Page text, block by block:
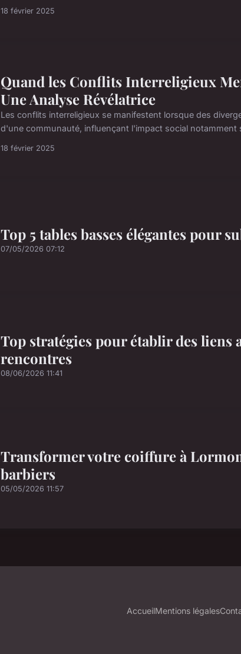
18 février 2025
Quand les Conflits Interreligieux
Une Analyse Révélatrice
Les conflits interreligieux se manifestent lorsque des
d'une communauté, influençant l'impact social notamment
18 février 2025
Top 5 tables basses élégantes pour
07/05/2026 07:12
Top stratégies pour établir des liens
rencontres
08/06/2026 11:41
Transformer votre coiffure à
barbiers
05/05/2026 11:57
AccueilMentions légales